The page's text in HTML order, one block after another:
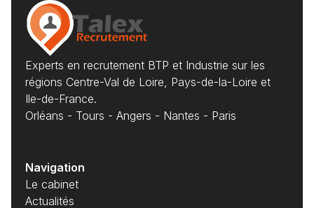
Experts en recrutement BTP et Industrie sur les
régions Centre-Val de Loire, Pays-de-la-Loire et
Ile-de-France.
Orléans - Tours - Angers - Nantes - Paris
Navigation
Le cabinet
Actualités